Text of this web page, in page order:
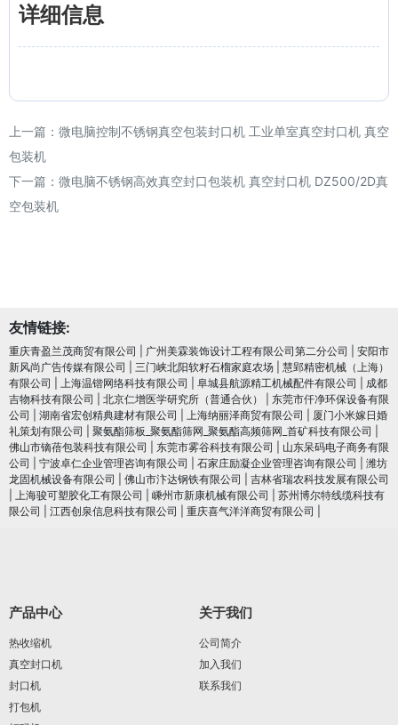
详细信息
上一篇： 微电脑控制不锈钢真空包装封口机 工业单室真空封口机 真空
包装机
下一篇： 微电脑不锈钢高效真空封口包装机 真空封口机 DZ500/2D真
空包装机
友情链接:
重庆青盈兰茂商贸有限公司 广州美霖装饰设计工程有限公司第二分公司
安阳市
新风尚广告传媒有限公司
三门峡北阳软籽石榴家庭农场
慧郢精密机械（上海）
有限公司
上海温锴网络科技有限公司 阜城县航源精工机械配件有限公司
成都
吉物科技有限公司
北京仁增医学研究所（普通合伙）
东莞市仟净环保设备有限
公司
湖南省宏创精典建材有限公司 上海纳丽泽商贸有限公司
厦门小米嫁日婚
礼策划有限公司
聚氨酯筛板_聚氨酯筛网_聚氨酯高频筛网_首矿科技有限公司
佛山市镝蓓包装科技有限公司
东莞市雾谷科技有限公司
山东呆码电子商务有限
公司
宁波卓仁企业管理咨询有限公司 石家庄励凝企业管理咨询有限公司
潍坊
龙固机械设备有限公司
佛山市汴达钢铁有限公司
吉林省瑞农科技发展有限公司
上海骏可塑胶化工有限公司 嵊州市新康机械有限公司
苏州博尔特线缆科技有
限公司
江西创泉信息科技有限公司 重庆喜气洋洋商贸有限公司
产品中心
热收缩机
真空封口机
封口机
打包机
关于我们
公司简介
加入我们
联系我们